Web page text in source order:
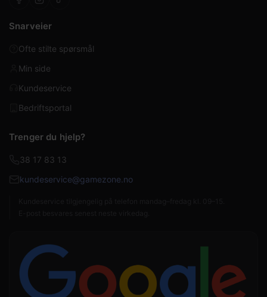
Snarveier
Ofte stilte spørsmål
Min side
Kundeservice
Bedriftsportal
Trenger du hjelp?
38 17 83 13
kundeservice@gamezone.no